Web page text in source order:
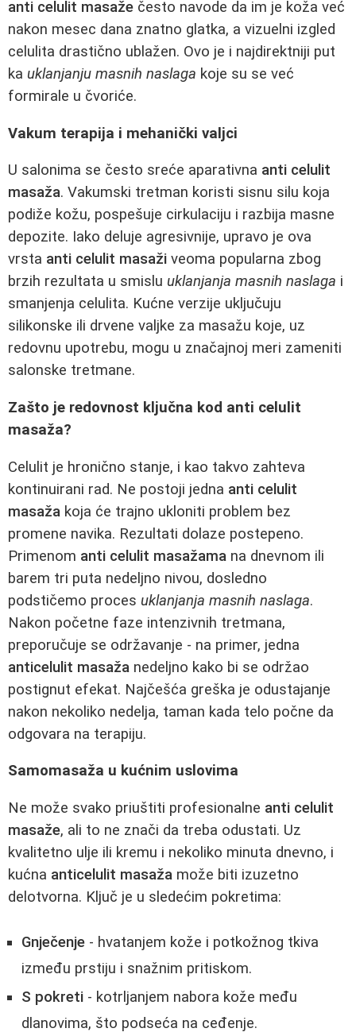
anti celulit masaže često navode da im je koža već
nakon mesec dana znatno glatka, a vizuelni izgled
celulita drastično ublažen. Ovo je i najdirektniji put
ka uklanjanju masnih naslaga koje su se već
formirale u čvoriće.
Vakum terapija i mehanički valjci
U salonima se često sreće aparativna anti celulit
masaža. Vakumski tretman koristi sisnu silu koja
podiže kožu, pospešuje cirkulaciju i razbija masne
depozite. Iako deluje agresivnije, upravo je ova
vrsta anti celulit masaži veoma popularna zbog
brzih rezultata u smislu uklanjanja masnih naslaga i
smanjenja celulita. Kućne verzije uključuju
silikonske ili drvene valjke za masažu koje, uz
redovnu upotrebu, mogu u značajnoj meri zameniti
salonske tretmane.
Zašto je redovnost ključna kod anti celulit
masaža?
Celulit je hronično stanje, i kao takvo zahteva
kontinuirani rad. Ne postoji jedna anti celulit
masaža koja će trajno ukloniti problem bez
promene navika. Rezultati dolaze postepeno.
Primenom anti celulit masažama na dnevnom ili
barem tri puta nedeljno nivou, dosledno
podstičemo proces uklanjanja masnih naslaga.
Nakon početne faze intenzivnih tretmana,
preporučuje se održavanje - na primer, jedna
anticelulit masaža nedeljno kako bi se održao
postignut efekat. Najčešća greška je odustajanje
nakon nekoliko nedelja, taman kada telo počne da
odgovara na terapiju.
Samomasaža u kućnim uslovima
Ne može svako priuštiti profesionalne anti celulit
masaže, ali to ne znači da treba odustati. Uz
kvalitetno ulje ili kremu i nekoliko minuta dnevno, i
kućna anticelulit masaža može biti izuzetno
delotvorna. Ključ je u sledećim pokretima:
Gnječenje - hvatanjem kože i potkožnog tkiva
između prstiju i snažnim pritiskom.
S pokreti - kotrljanjem nabora kože među
dlanovima, što podseća na ceđenje.